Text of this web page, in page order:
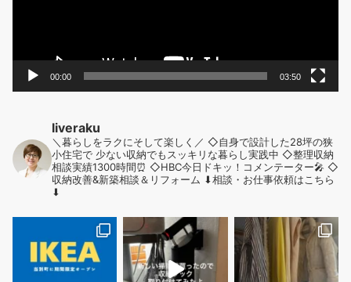
00:00 03:50
liveraku
＼暮らしをラクにそして楽しく／ ◇自身で設計した28坪の狭
小住宅で 少ない収納でもスッキリな暮らし実践中 ◇整理収納
相談実績1300時間⏰ ◇HBC今日ドキッ！コメンテーター🎤 ◇
収納改善&新築相談＆リフォーム ⬇︎相談・お仕事依頼はこちら
⬇︎